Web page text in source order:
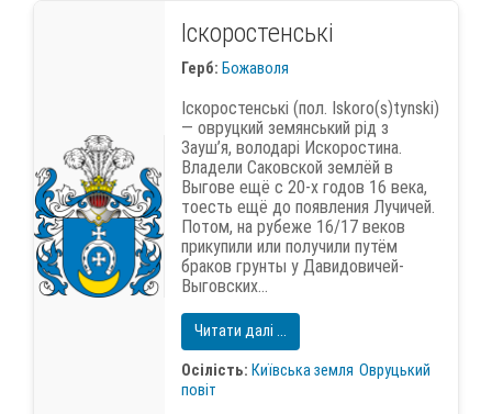
Іскоростенські
Герб: Божаволя
Іскоростенські (пол. Iskoro(s)tynski)
— овруцкий земянський рід з
Зауш’я, володарі Искоростина.
Владели Саковской землёй в
Выгове ещё с 20‑х годов 16 века,
тоесть ещё до появления Лучичей.
Потом, на рубеже 16/17 веков
прикупили или получили путём
браков грунты у Давидовичей-
Выговских...
Читати далі ...
Осілість: Київська земля Овруцький
повіт